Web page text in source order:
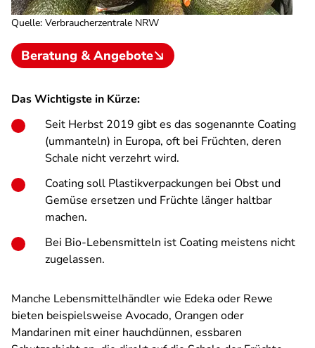
Quelle: Verbraucherzentrale NRW
Beratung & Angebote
Das Wichtigste in Kürze:
Seit Herbst 2019 gibt es das sogenannte Coating
(ummanteln) in Europa, oft bei Früchten, deren
Schale nicht verzehrt wird.
Coating soll Plastikverpackungen bei Obst und
Gemüse ersetzen und Früchte länger haltbar
machen.
Bei Bio-Lebensmitteln ist Coating meistens nicht
zugelassen.
Manche Lebensmittelhändler wie Edeka oder Rewe
bieten beispielsweise Avocado, Orangen oder
Mandarinen mit einer hauchdünnen, essbaren